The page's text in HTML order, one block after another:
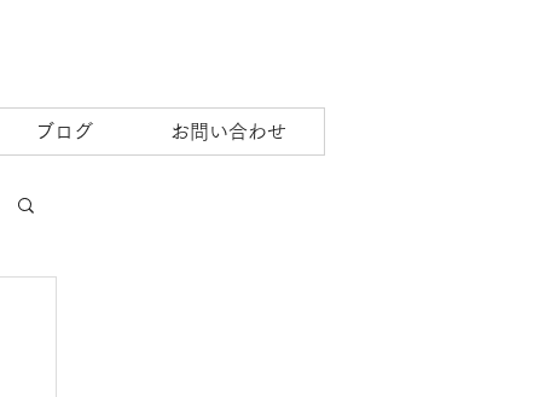
ブログ お問い合わせ